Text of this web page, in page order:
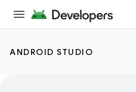
ANDROID STUDIO